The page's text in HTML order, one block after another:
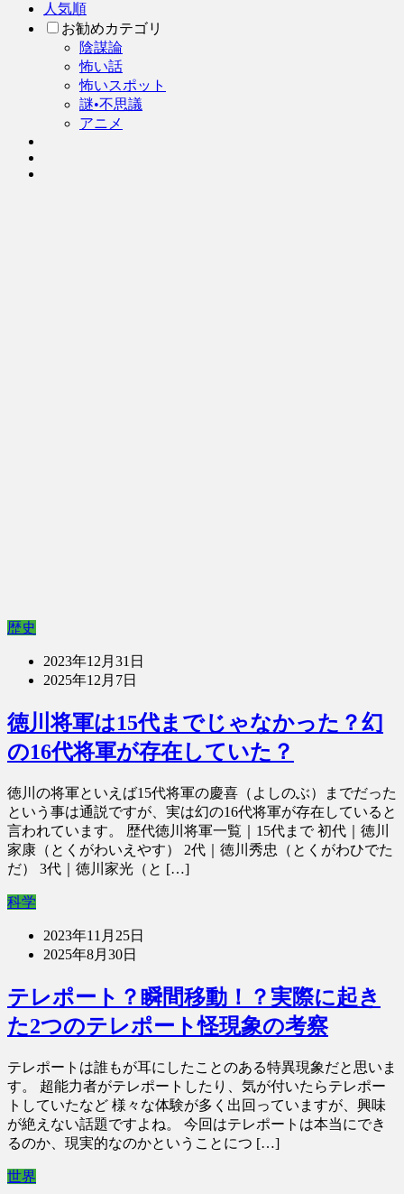
人気順
お勧めカテゴリ
陰謀論
怖い話
怖いスポット
謎•不思議
アニメ
歴史
2023年12月31日
2025年12月7日
徳川将軍は15代までじゃなかった？幻
の16代将軍が存在していた？
徳川の将軍といえば15代将軍の慶喜（よしのぶ）までだった
という事は通説ですが、実は幻の16代将軍が存在していると
言われています。 歴代徳川将軍一覧｜15代まで 初代｜徳川
家康（とくがわいえやす） 2代｜徳川秀忠（とくがわひでた
だ） 3代｜徳川家光（と […]
科学
2023年11月25日
2025年8月30日
テレポート？瞬間移動！？実際に起き
た2つのテレポート怪現象の考察
テレポートは誰もが耳にしたことのある特異現象だと思いま
す。 超能力者がテレポートしたり、気が付いたらテレポー
トしていたなど 様々な体験が多く出回っていますが、興味
が絶えない話題ですよね。 今回はテレポートは本当にでき
るのか、現実的なのかということにつ […]
世界